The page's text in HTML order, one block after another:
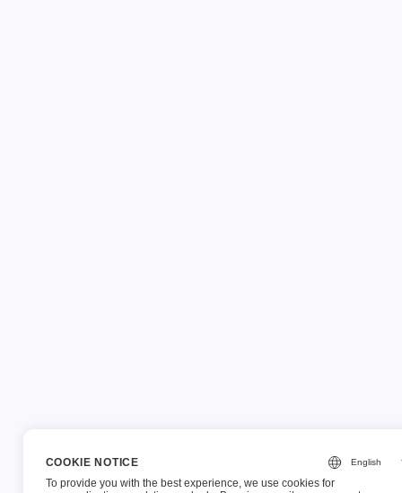
COOKIE NOTICE
To provide you with the best experience, we use cookies for